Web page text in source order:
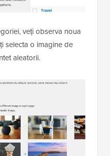
veți observa noua
selecta o imagine de
aleatorii.